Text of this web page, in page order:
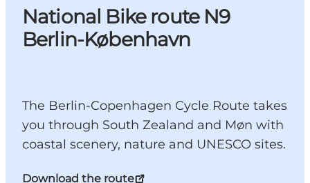
National Bike route N9
Berlin-København
The Berlin-Copenhagen Cycle Route takes
you through South Zealand and Møn with
coastal scenery, nature and UNESCO sites.
Download the route